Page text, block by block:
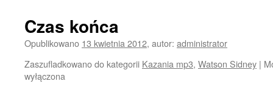
Czas końca
Opublikowano 13 kwietnia 2012, autor: administrator
Zaszufladkowano do kategorii Kazania mp3, Watson Sidney |
wyłączona